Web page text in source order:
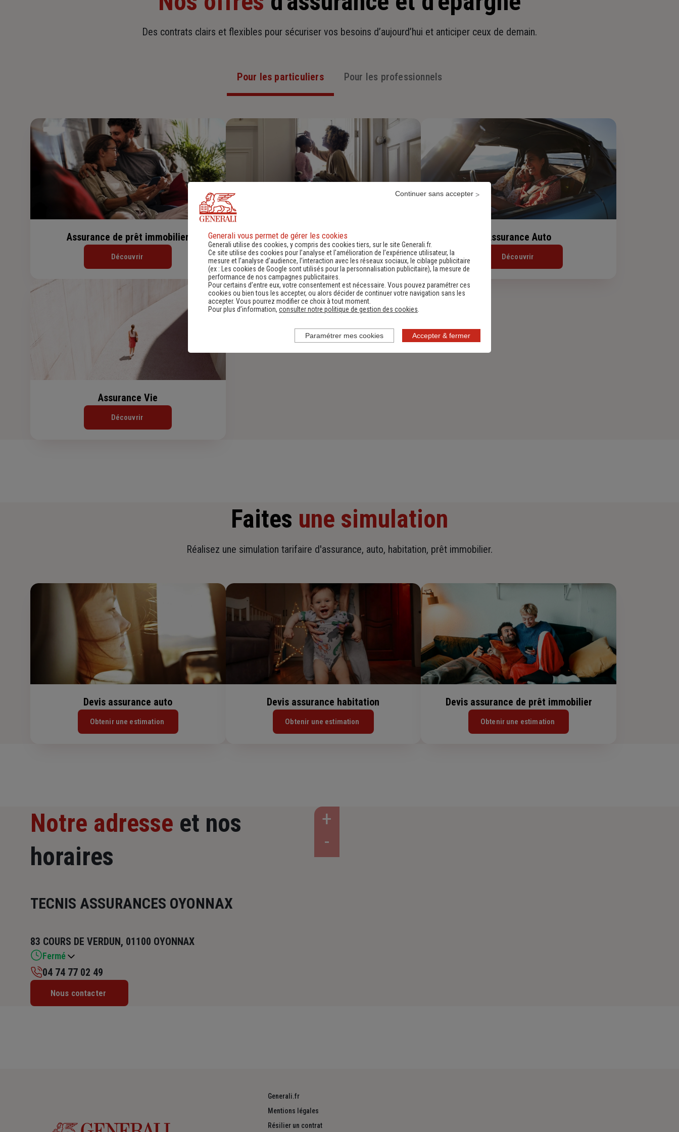
Des contrats clairs et flexibles pour sécuriser vos besoins d’aujourd’hui et anticiper ceux de demain.
Pour les particuliers Pour les professionnels
Assurance de prêt immobilier
Découvrir
Assurance Habitation
Découvrir
Assurance Auto
Découvrir
Assurance Vie
Découvrir
Faites une simulation
Réalisez une simulation tarifaire d'assurance, auto, habitation, prêt immobilier.
Devis assurance auto
Obtenir une estimation
Devis assurance habitation
Obtenir une estimation
Devis assurance de prêt immobilier
Obtenir une estimation
Notre adresse et nos
horaires
TECNIS ASSURANCES OYONNAX
83 COURS DE VERDUN, 01100 OYONNAX
Fermé
Mardi : 08h30 – 12h / 13h30 – 18h
04 74 77 02 49
Nous contacter
Generali.fr
Mentions légales
Résilier un contrat
Generali vous permet de gérer les cookies
Generali utilise des cookies, y compris des cookies tiers, sur le site Generali.fr.
Ce site utilise des cookies pour l’analyse et l'amélioration de l’expérience utilisateur, la
mesure et l’analyse d’audience, l’interaction avec les réseaux sociaux, le ciblage publicitaire
(ex :
Les cookies de Google sont utilisés pour la personnalisation publicitaire), la mesure de
performance de nos campagnes publicitaires.
Pour certains d’entre eux, votre consentement est nécessaire. Vous pouvez paramétrer ces
cookies ou bien tous les accepter, ou alors décider de continuer votre navigation sans les
accepter. Vous pourrez modifier ce choix à tout moment.
Pour plus d’information, consulter notre politique de gestion des cookies
Accepter & fermer
Continuer sans accepter
Paramétrer mes cookies